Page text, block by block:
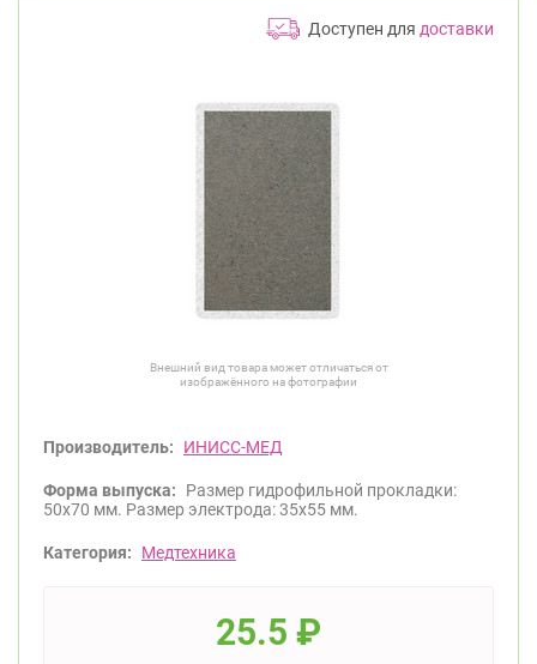
Доступен для доставки
Внешний вид товара может отличаться от
изображённого на фотографии
Производитель: ИНИСС-МЕД
Форма выпуска:
Размер гидрофильной прокладки:
50х70 мм. Размер электрода: 35х55 мм.
Категория: Медтехника
25.5 ₽